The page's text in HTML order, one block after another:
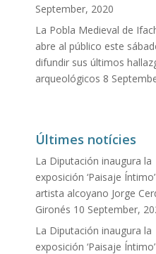
September, 2020
La Pobla Medieval de
abre al público este
difundir sus últimos
arqueológicos 8
Últimes notícies
La Diputación inaugura la
exposición ‘Paisaje
artista alcoyano Jorge
Gironés 10 September,
La Diputación inaugura la
exposición ‘Paisaje